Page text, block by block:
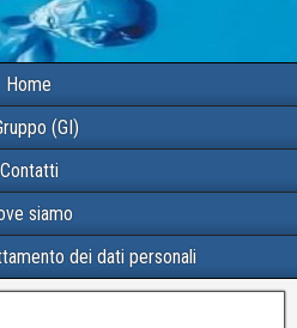
Home
(GI)
Contatti
siamo
dei dati personali